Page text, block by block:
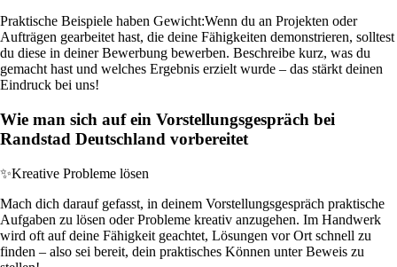
Praktische Beispiele haben Gewicht:Wenn du an Projekten oder
Aufträgen gearbeitet hast, die deine Fähigkeiten demonstrieren, solltest
du diese in deiner Bewerbung bewerben. Beschreibe kurz, was du
gemacht hast und welches Ergebnis erzielt wurde – das stärkt deinen
Eindruck bei uns!
Wie man sich auf ein Vorstellungsgespräch bei
Randstad Deutschland vorbereitet
✨Kreative Probleme lösen
Mach dich darauf gefasst, in deinem Vorstellungsgespräch praktische
Aufgaben zu lösen oder Probleme kreativ anzugehen. Im Handwerk
wird oft auf deine Fähigkeit geachtet, Lösungen vor Ort schnell zu
finden – also sei bereit, dein praktisches Können unter Beweis zu